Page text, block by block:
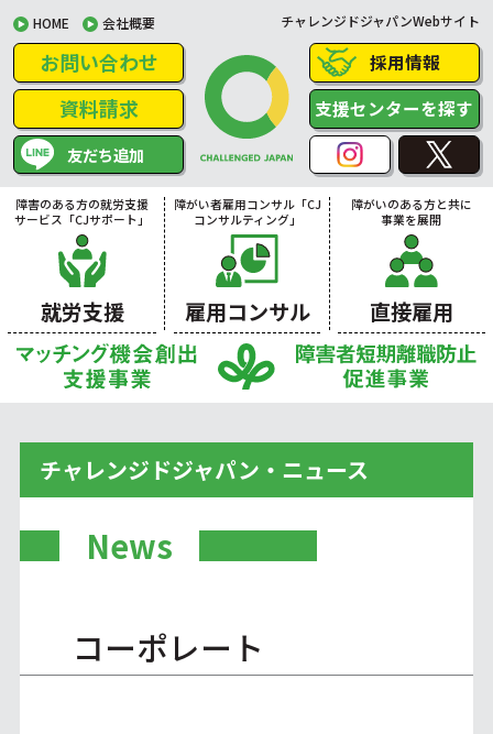
HOME 会社概要 チャレンジドジャパンWebサイト
お問い合わせ
資料請求
友だち追加
採用情報
支援センターを探す
障害のある方の就労支援
サービス「CJサポート」
就労支援
障がい者雇用コンサル「CJ
コンサルティング」
雇用コンサル
障がいのある方と共に
事業を展開
直接雇用
チャレンジドジャパン・ニュース
News
コーポレート